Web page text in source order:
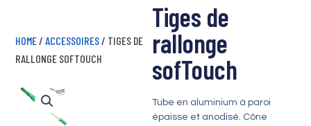
Tiges de
rallonge
sofTouch
Tube en aluminium à paroi
épaisse et anodisé. Cône
HOME / ACCESSOIRES / TIGES DE
RALLONGE SOFTOUCH